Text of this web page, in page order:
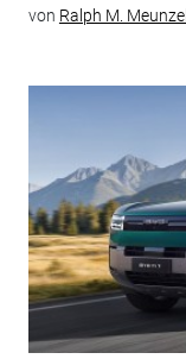
von Ralph M. Meunzel